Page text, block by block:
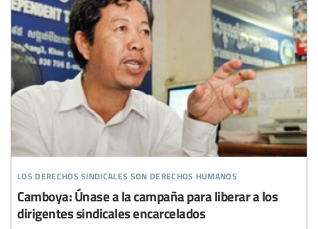
los derechos sindicales son derechos humanos
Camboya: Únase a la campaña para liberar a los
dirigentes sindicales encarcelados